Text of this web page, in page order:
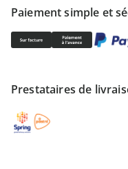
Paiement simple et
Prestataires de